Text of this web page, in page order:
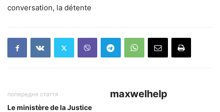
conversation, la détente
попередня стаття
Le ministère de la Justice
maxwelhelp